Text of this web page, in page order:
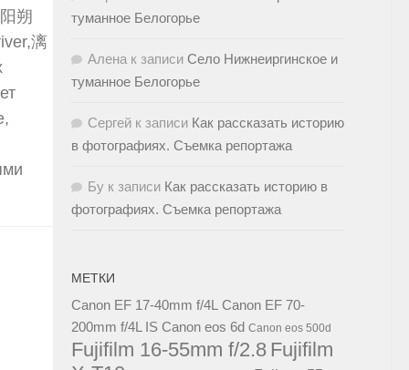
朔
漓
туманное Белогорье
Алена к записи Село Нижнеиргинское и
туманное Белогорье
Сергей к записи Как рассказать историю
в фотографиях. Съемка репортажа
Бу к записи Как рассказать историю в
фотографиях. Съемка репортажа
МЕТКИ
Canon EF 17-40mm f/4L Canon EF 70-
200mm f/4L IS Canon eos 6d Canon eos 500d
Fujifilm 16-55mm f/2.8 Fujifilm